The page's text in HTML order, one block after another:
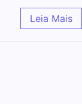
Leia Mais